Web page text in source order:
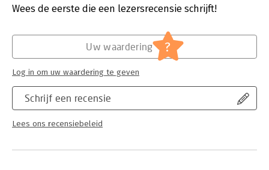
de plugin Yoast.
Wees de eerste die een lezersrecensie schrijft!
Schrijf een recensie
Lees ons recensiebeleid
Uw waardering ?
Log in om uw waardering te geven